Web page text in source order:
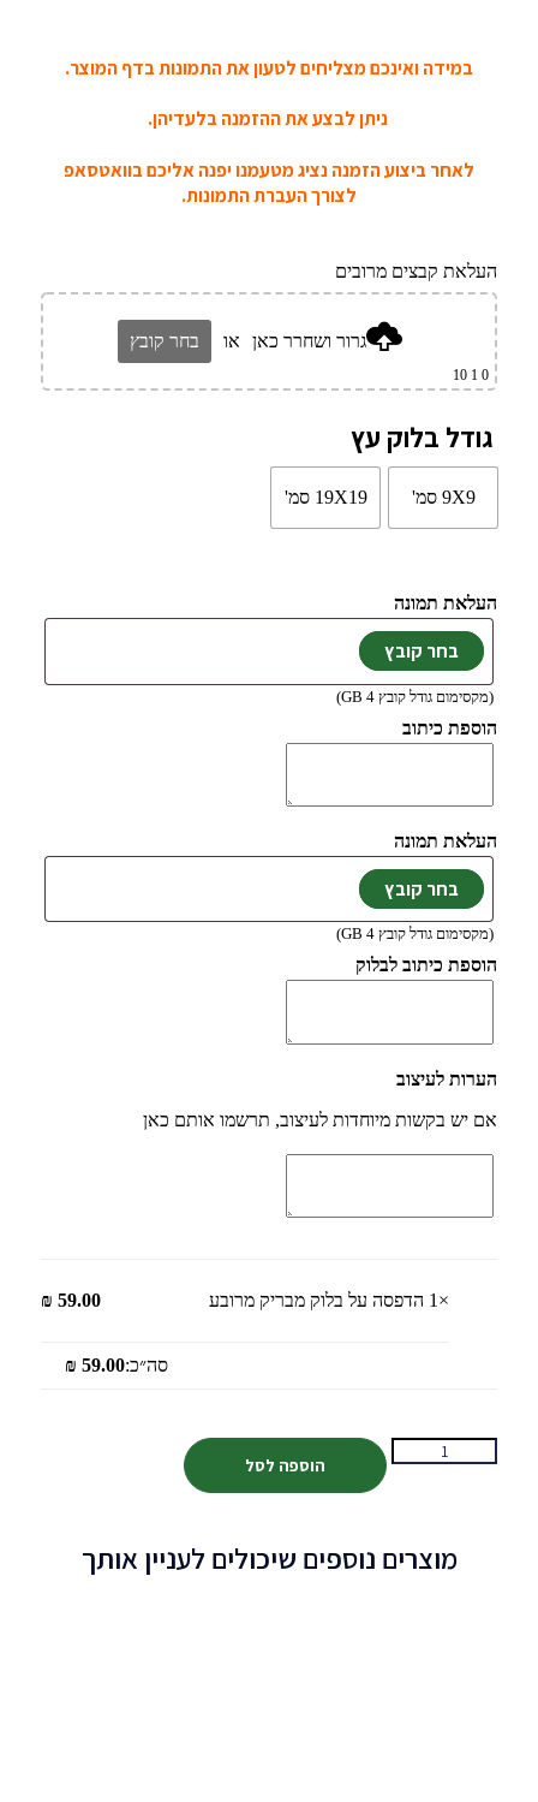
במידה ואינכם מצליחים לטעון את התמונות בדף המוצר.
ניתן לבצע את ההזמנה בלעדיהן.
לאחר ביצוע הזמנה נציג מטעמנו יפנה אליכם בוואטסאפ
לצורך העברת התמונות.
העלאת קבצים מרובים
גרור ושחרר כאן או בחר קובץ
0
1 10
גודל בלוק עץ
9X9 סמ' 19X19 סמ'
העלאת תמונה
(מקסימום גודל קובץ 4 GB)
הוספת כיתוב
העלאת תמונה
(מקסימום גודל קובץ 4 GB)
הוספת כיתוב לבלוק
הערות לעיצוב
אם יש בקשות מיוחדות לעיצוב, תרשמו אותם כאן
×1 הדפסה על בלוק מבריק מרובע ₪ 59.00
סה״כ: ₪ 59.00
הוספה לסל
מוצרים נוספים שיכולים לעניין אותך